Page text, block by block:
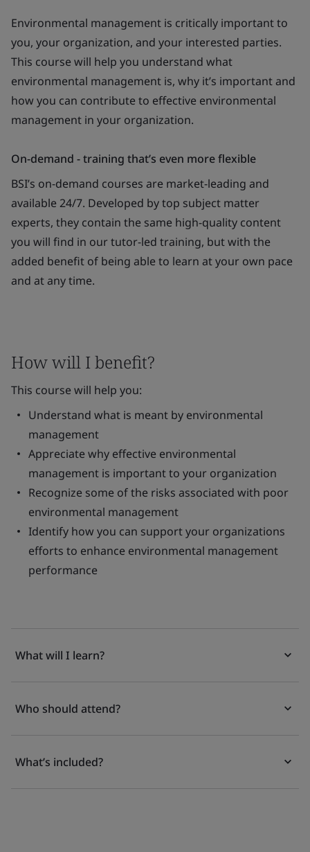
Environmental management is critically important to
you, your organization, and your interested parties.
This course will help you understand what
environmental management is, why it’s important and
how you can contribute to effective environmental
management in your organization.
On-demand - training that’s even more flexible
BSI’s on-demand courses are market-leading and
available 24/7. Developed by top subject matter
experts, they contain the same high-quality content
you will find in our tutor-led training, but with the
added benefit of being able to learn at your own pace
and at any time.
How will I benefit?
This course will help you:
Understand what is meant by environmental
management
Appreciate why effective environmental
management is important to your organization
Recognize some of the risks associated with poor
environmental management
Identify how you can support your organizations
efforts to enhance environmental management
performance
What will I learn?
Who should attend?
What’s included?